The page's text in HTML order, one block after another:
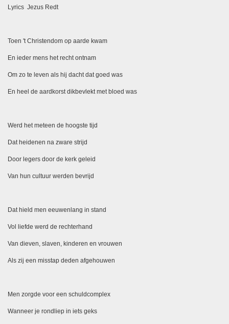
Lyrics Jezus Redt
Toen 't Christendom op aarde kwam
En ieder mens het recht ontnam
Om zo te leven als hij dacht dat goed was
En heel de aardkorst dikbevlekt met bloed was
Werd het meteen de hoogste tijd
Dat heidenen na zware strijd
Door legers door de kerk geleid
Van hun cultuur werden bevrijd
Dat hield men eeuwenlang in stand
Vol liefde werd de rechterhand
Van dieven, slaven, kinderen en vrouwen
Als zij een misstap deden afgehouwen
Men zorgde voor een schuldcomplex
Wanneer je rondliep in iets geks